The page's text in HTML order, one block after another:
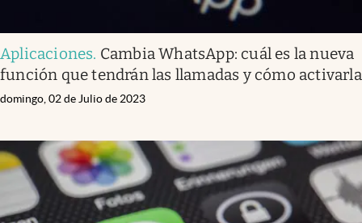
Aplicaciones. Cambia WhatsApp: cuál es la nueva
función que tendrán las llamadas y cómo activarla
domingo, 02 de Julio de 2023